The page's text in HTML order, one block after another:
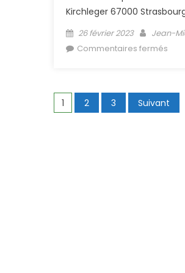
Kirchleger 67000
Posted on
26 février 2023 Author
Jean-
Commentaires fermés
Navigation
1 2 3 Suivant